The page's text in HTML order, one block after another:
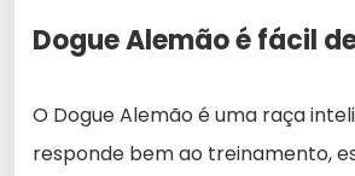
Dogue Alemão é fácil
O Dogue Alemão é uma raça
responde bem ao treinamento,